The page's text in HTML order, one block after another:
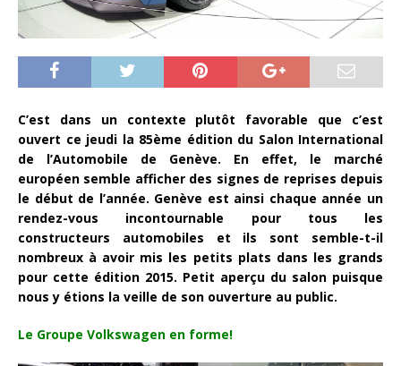
C’est dans un contexte plutôt favorable que c’est
ouvert ce jeudi la 85ème édition du Salon International
de l’Automobile de Genève. En effet, le marché
européen semble afficher des signes de reprises depuis
le début de l’année. Genève est ainsi chaque année un
rendez-vous incontournable pour tous les
constructeurs automobiles et ils sont semble-t-il
nombreux à avoir mis les petits plats dans les grands
pour cette édition 2015. Petit aperçu du salon puisque
nous y étions la veille de son ouverture au public.
Le Groupe Volkswagen en forme!